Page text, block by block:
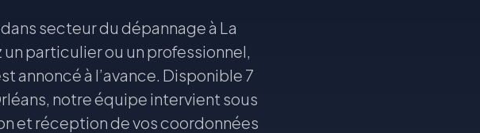
secteur du dépannage à La
particulier ou un professionnel,
annoncé à l’avance. Disponible 7
notre équipe intervient sous
et réception de vos coordonnées